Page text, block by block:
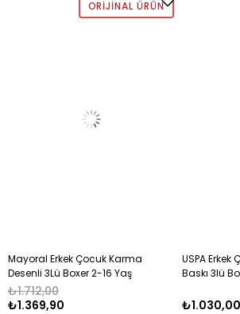
ORIJINAL ÜRÜN
Mayoral Erkek Çocuk Karma
Desenli 3Lü Boxer 2-16 Yaş
SARI
₺1.369,90
₺1.712,00
USPA
Baskı 3lü
₺1.030,00